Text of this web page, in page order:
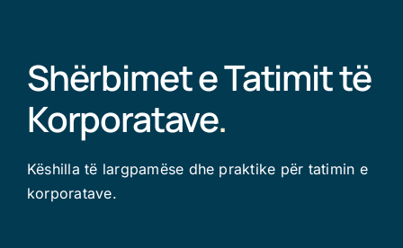
Shërbimet e Tatimit të
Korporatave.
Këshilla të largpamëse dhe praktike për tatimin e
korporatave.